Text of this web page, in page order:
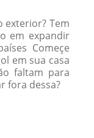
exterior? Tem
em expandir
Começe
em sua casa
faltam para
fora dessa?